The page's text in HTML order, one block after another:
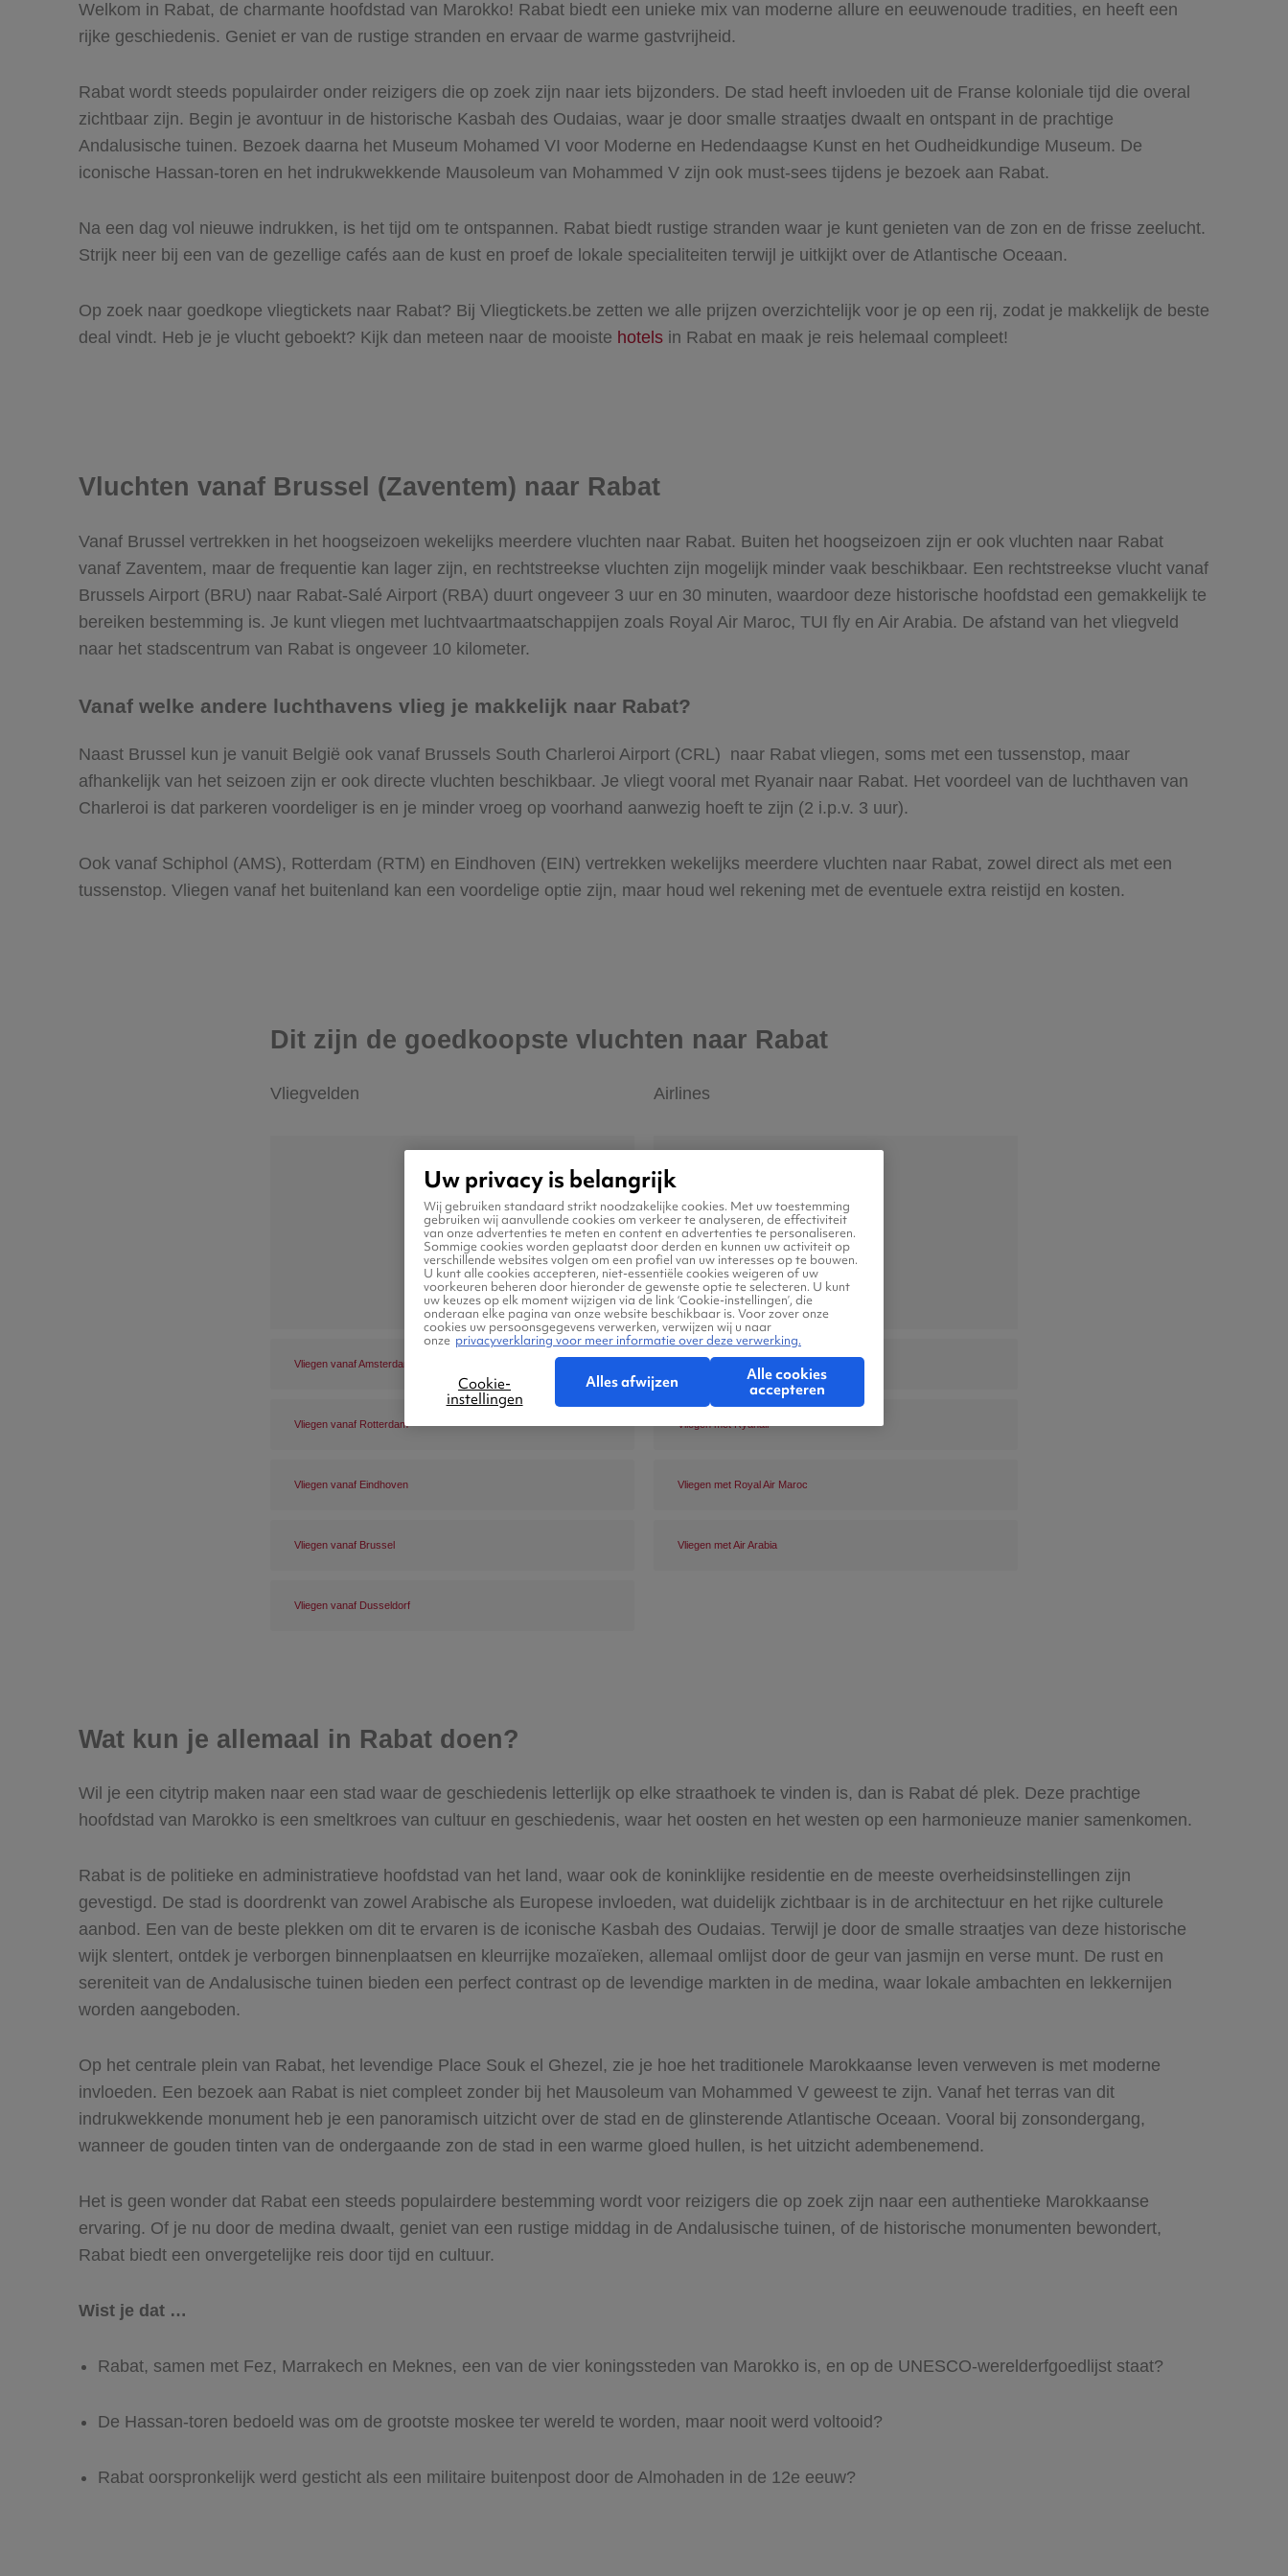
Welkom in Rabat, de charmante hoofdstad van Marokko! Rabat biedt een unieke mix van moderne allure en eeuwenoude tradities, en heeft een
rijke geschiedenis. Geniet er van de rustige stranden en ervaar de warme gastvrijheid.
Rabat wordt steeds populairder onder reizigers die op zoek zijn naar iets bijzonders. De stad heeft invloeden uit de Franse koloniale tijd die overal
zichtbaar zijn. Begin je avontuur in de historische Kasbah des Oudaias, waar je door smalle straatjes dwaalt en ontspant in de prachtige
Andalusische tuinen. Bezoek daarna het Museum Mohamed VI voor Moderne en Hedendaagse Kunst en het Oudheidkundige Museum. De
iconische Hassan-toren en het indrukwekkende Mausoleum van Mohammed V zijn ook must-sees tijdens je bezoek aan Rabat.
Na een dag vol nieuwe indrukken, is het tijd om te ontspannen. Rabat biedt rustige stranden waar je kunt genieten van de zon en de frisse zeelucht.
Strijk neer bij een van de gezellige cafés aan de kust en proef de lokale specialiteiten terwijl je uitkijkt over de Atlantische Oceaan.
Op zoek naar goedkope vliegtickets naar Rabat? Bij Vliegtickets.be zetten we alle prijzen overzichtelijk voor je op een rij, zodat je makkelijk de beste
deal vindt. Heb je je vlucht geboekt? Kijk dan meteen naar de mooiste hotels in Rabat en maak je reis helemaal compleet!
Vluchten vanaf Brussel (Zaventem) naar Rabat
Vanaf Brussel vertrekken in het hoogseizoen wekelijks meerdere vluchten naar Rabat. Buiten het hoogseizoen zijn er ook vluchten naar Rabat
vanaf Zaventem, maar de frequentie kan lager zijn, en rechtstreekse vluchten zijn mogelijk minder vaak beschikbaar. Een rechtstreekse vlucht vanaf
Brussels Airport (BRU) naar Rabat-Salé Airport (RBA) duurt ongeveer 3 uur en 30 minuten, waardoor deze historische hoofdstad een gemakkelijk te
bereiken bestemming is. Je kunt vliegen met luchtvaartmaatschappijen zoals Royal Air Maroc, TUI fly en Air Arabia. De afstand van het vliegveld
naar het stadscentrum van Rabat is ongeveer 10 kilometer.
Vanaf welke andere luchthavens vlieg je makkelijk naar Rabat?
Naast Brussel kun je vanuit België ook vanaf Brussels South Charleroi Airport (CRL) naar Rabat vliegen, soms met een tussenstop, maar
afhankelijk van het seizoen zijn er ook directe vluchten beschikbaar. Je vliegt vooral met Ryanair naar Rabat. Het voordeel van de luchthaven van
Charleroi is dat parkeren voordeliger is en je minder vroeg op voorhand aanwezig hoeft te zijn (2 i.p.v. 3 uur).
Ook vanaf Schiphol (AMS), Rotterdam (RTM) en Eindhoven (EIN) vertrekken wekelijks meerdere vluchten naar Rabat, zowel direct als met een
tussenstop. Vliegen vanaf het buitenland kan een voordelige optie zijn, maar houd wel rekening met de eventuele extra reistijd en kosten.
Dit zijn de goedkoopste vluchten naar Rabat
Vliegvelden
Vliegen vanaf Amsterdam
Vliegen vanaf Rotterdam
Vliegen vanaf Eindhoven
Vliegen vanaf Brussel
Vliegen vanaf Dusseldorf
Airlines
Vliegen met Transavia
Vliegen met Ryanair
Vliegen met Royal Air Maroc
Vliegen met Air Arabia
Wat kun je allemaal in Rabat doen?
Wil je een citytrip maken naar een stad waar de geschiedenis letterlijk op elke straathoek te vinden is, dan is Rabat dé plek. Deze prachtige
hoofdstad van Marokko is een smeltkroes van cultuur en geschiedenis, waar het oosten en het westen op een harmonieuze manier samenkomen.
Rabat is de politieke en administratieve hoofdstad van het land, waar ook de koninklijke residentie en de meeste overheidsinstellingen zijn
gevestigd. De stad is doordrenkt van zowel Arabische als Europese invloeden, wat duidelijk zichtbaar is in de architectuur en het rijke culturele
aanbod. Een van de beste plekken om dit te ervaren is de iconische Kasbah des Oudaias. Terwijl je door de smalle straatjes van deze historische
wijk slentert, ontdek je verborgen binnenplaatsen en kleurrijke mozaïeken, allemaal omlijst door de geur van jasmijn en verse munt. De rust en
sereniteit van de Andalusische tuinen bieden een perfect contrast op de levendige markten in de medina, waar lokale ambachten en lekkernijen
worden aangeboden.
Op het centrale plein van Rabat, het levendige Place Souk el Ghezel, zie je hoe het traditionele Marokkaanse leven verweven is met moderne
invloeden. Een bezoek aan Rabat is niet compleet zonder bij het Mausoleum van Mohammed V geweest te zijn. Vanaf het terras van dit
indrukwekkende monument heb je een panoramisch uitzicht over de stad en de glinsterende Atlantische Oceaan. Vooral bij zonsondergang,
wanneer de gouden tinten van de ondergaande zon de stad in een warme gloed hullen, is het uitzicht adembenemend.
Het is geen wonder dat Rabat een steeds populairdere bestemming wordt voor reizigers die op zoek zijn naar een authentieke Marokkaanse
ervaring. Of je nu door de medina dwaalt, geniet van een rustige middag in de Andalusische tuinen, of de historische monumenten bewondert,
Rabat biedt een onvergetelijke reis door tijd en cultuur.
Wist je dat …
Rabat, samen met Fez, Marrakech en Meknes, een van de vier koningssteden van Marokko is, en op de UNESCO-werelderfgoedlijst staat?
De Hassan-toren bedoeld was om de grootste moskee ter wereld te worden, maar nooit werd voltooid?
Rabat oorspronkelijk werd gesticht als een militaire buitenpost door de Almohaden in de 12e eeuw?
Uw privacy is belangrijk
Wij gebruiken standaard strikt noodzakelijke cookies. Met uw toestemming
gebruiken wij aanvullende cookies om verkeer te analyseren, de effectiviteit
van onze advertenties te meten en content en advertenties te personaliseren.
Sommige cookies worden geplaatst door derden en kunnen uw activiteit op
verschillende websites volgen om een profiel van uw interesses op te bouwen.
U kunt alle cookies accepteren, niet-essentiële cookies weigeren of uw
voorkeuren beheren door hieronder de gewenste optie te selecteren. U kunt
uw keuzes op elk moment wijzigen via de link ‘Cookie-instellingen’, die
onderaan elke pagina van onze website beschikbaar is. Voor zover onze
cookies uw persoonsgegevens verwerken, verwijzen wij u naar
onze privacyverklaring voor meer informatie over deze verwerking.
Cookie-
instellingen
Alles afwijzen
Alle cookies
accepteren